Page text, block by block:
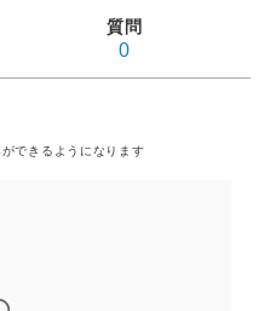
質問
0
できるようになります